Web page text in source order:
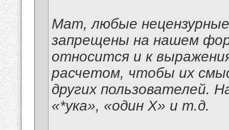
Мат, любые
запрещены на нашем
относится и к
расчетом, чтобы их
других пользователей.
«*ука», «один Х» и т.д.